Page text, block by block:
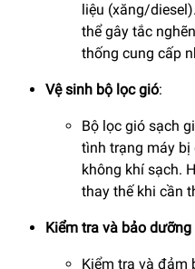
liệu (xăng/
thể gây tắc
thống cung cấp
Vệ sinh bộ lọc gió:
Bộ lọc gió sạch
tình trạng máy bị
không khí sạch.
thay thế khi cần
Kiểm tra và bảo
Kiểm tra và đảm